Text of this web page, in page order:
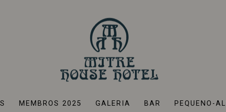
MEMBROS 2025 GALERIA BAR PEQUENO-
Perto Do Heathrow
Paddington